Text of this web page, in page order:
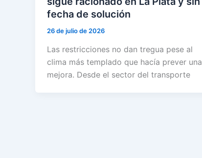
fecha de solución
26 de julio de 2026
Las restricciones no dan tregua pese al
clima más templado que hacía prever una
mejora. Desde el sector del transporte